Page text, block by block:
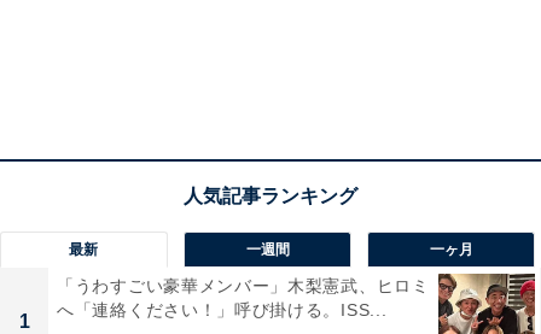
最新 一週間 一ヶ月
1
「うわすごい豪華メンバー」木梨憲武、ヒロミ
へ「連絡ください！」呼び掛ける。ISS...